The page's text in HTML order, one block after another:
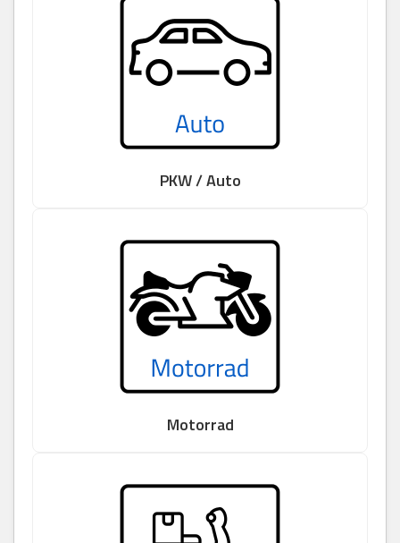
PKW / Auto
Motorrad